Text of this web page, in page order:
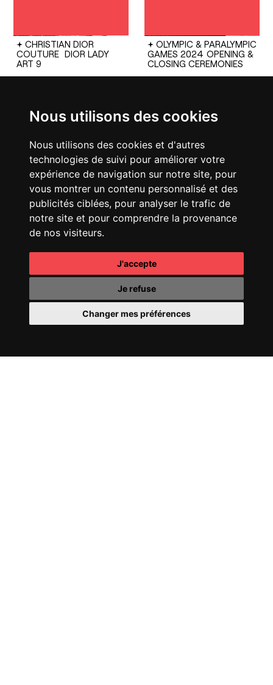
Nous utilisons des cookies
Nous utilisons des cookies et d'autres
technologies de suivi pour améliorer votre
expérience de navigation sur notre site, pour
vous montrer un contenu personnalisé et des
publicités ciblées, pour analyser le trafic de
notre site et pour comprendre la provenance
de nos visiteurs.
J'accepte
Je refuse
Changer mes préférences
CHRISTIAN DIOR
COUTURE DIOR LADY
ART 9
OLYMPIC & PARALYMPIC
GAMES 2024 OPENING &
CLOSING CEREMONIES
CHANEL 25 HANDBAG FENDI SPRING SUMMER
25 SHOW
CHANEL COCO
CHANEL OMBRE
ESSENTIELLE